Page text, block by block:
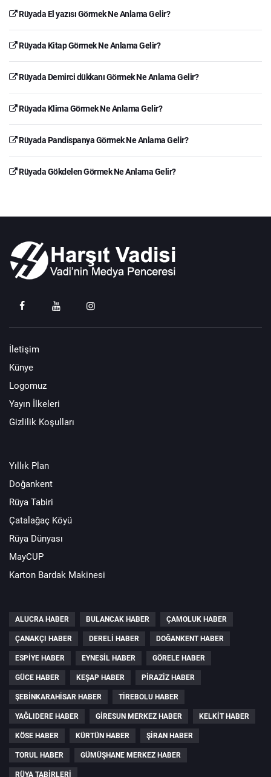
Rüyada El yazısı Görmek Ne Anlama Gelir?
Rüyada Kitap Görmek Ne Anlama Gelir?
Rüyada Demirci dükkanı Görmek Ne Anlama Gelir?
Rüyada Klima Görmek Ne Anlama Gelir?
Rüyada Pandispanya Görmek Ne Anlama Gelir?
Rüyada Gökdelen Görmek Ne Anlama Gelir?
İletişim
Künye
Logomuz
Yayın İlkeleri
Gizlilik Koşulları
Yıllık Plan
Doğankent
Rüya Tabiri
Çatalağaç Köyü
Rüya Dünyası
MayCUP
Karton Bardak Makinesi
ALUCRA HABER BULANCAK HABER ÇAMOLUK HABER
ÇANAKÇI HABER DERELI HABER DOĞANKENT HABER
ESPIYE HABER EYNESIL HABER GÖRELE HABER
GÜCE HABER KEŞAP HABER PIRAZIZ HABER
ŞEBINKARAHISAR HABER TIREBOLU HABER
YAĞLIDERE HABER GIRESUN MERKEZ HABER KELKIT HABER
KÖSE HABER KÜRTÜN HABER ŞIRAN HABER
TORUL HABER GÜMÜŞHANE MERKEZ HABER
RÜYA TABIRLERI